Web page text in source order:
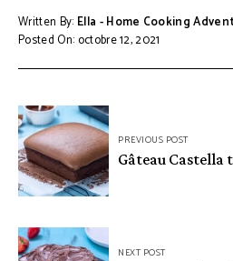
Written By: Ella - Home Cooking
Posted On: octobre 12, 2021
Navigation
de
l’article
PREVIOUS POST
Gâteau Castella
NEXT POST